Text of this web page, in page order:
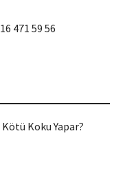
471 59 56
Koku Yapar?